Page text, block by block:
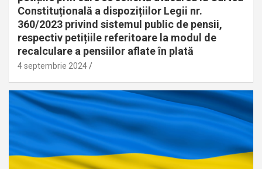
Constituțională a dispozițiilor Legii nr.
360/2023 privind sistemul public de pensii,
respectiv petițiile referitoare la modul de
recalculare a pensiilor aflate în plată
4 septembrie 2024